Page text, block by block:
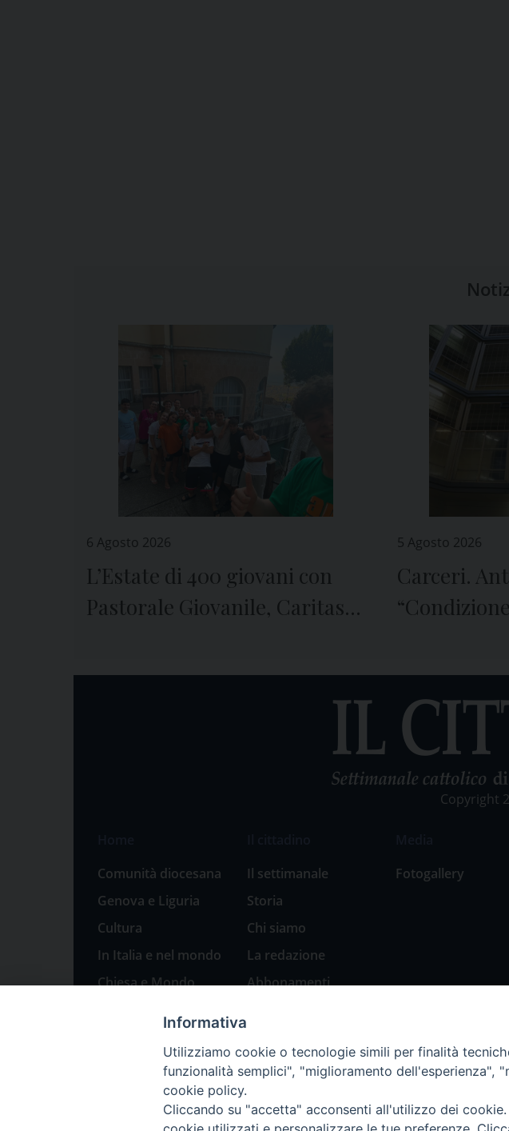
6 Agosto 2026
L’Estate di 400 giovani con
Pastorale Giovanile, Caritas e
5 Agosto 2026
Carceri.
Copyright
Comunità diocesana
Genova e Liguria
Cultura
In Italia e nel mondo
Chiesa e Mondo
Natale 2023: presepi
Il settimanale
Storia
Chi siamo
La redazione
Abbonamenti
Fotogallery
Informativa
Utilizziamo cookie o tecnologie simili per finalità
funzionalità semplici", "miglioramento dell'esperienza",
cookie policy.
Cliccando su "accetta" acconsenti all'utilizzo dei